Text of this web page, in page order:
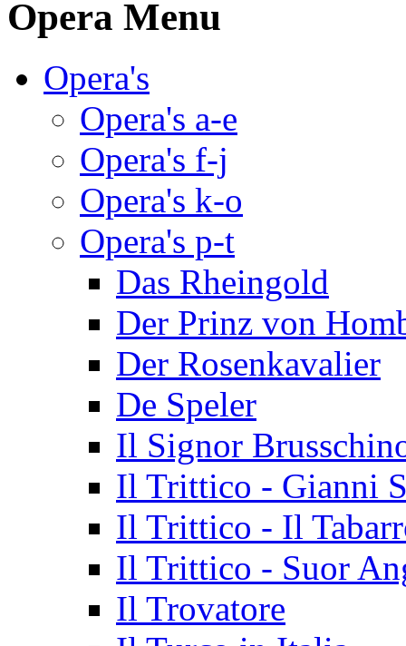
Opera Menu
Opera's
Opera's a-e
Opera's f-j
Opera's k-o
Opera's p-t
Das Rheingold
Der Prinz von
Der Rosenkavalier
De Speler
Il Signor
Il Trittico - Gianni
Il Trittico - Il
Il Trittico - Suor
Il Trovatore